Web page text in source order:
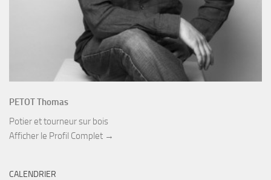
PETOT Thomas
Potier et tourneur sur bois
Afficher le Profil Complet →
CALENDRIER